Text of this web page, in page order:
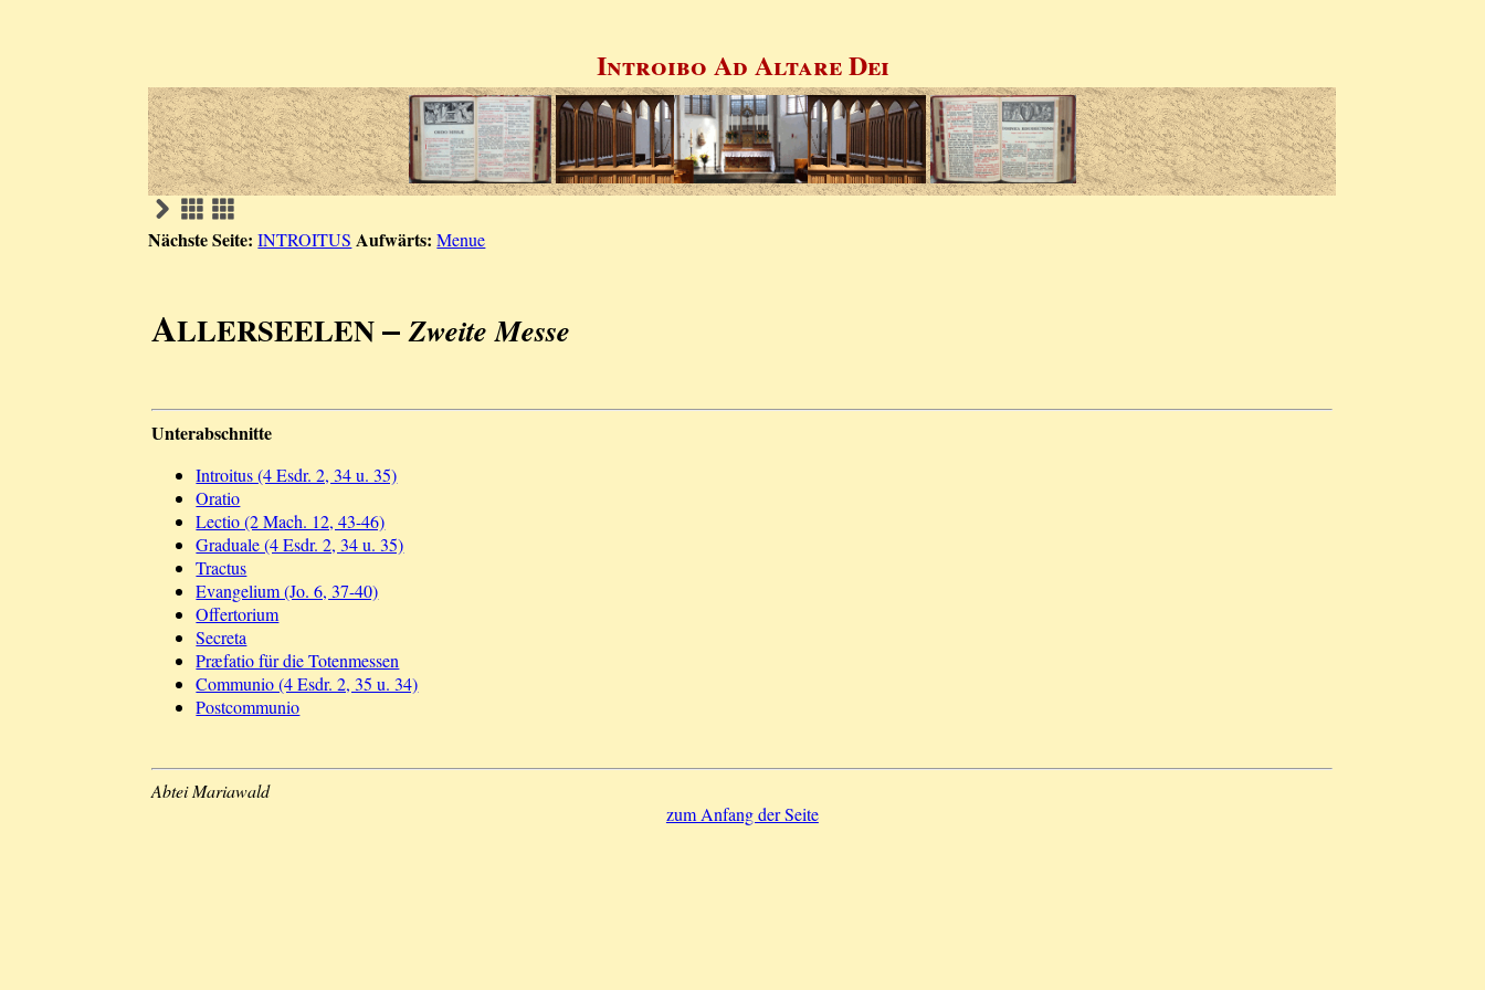
Introibo Ad Altare Dei
Nächste Seite: INTROITUS Aufwärts: Menue
ALLERSEELEN–Zweite Messe
Unterabschnitte
Introitus (4 Esdr. 2, 34 u. 35)
Oratio
Lectio (2 Mach. 12, 43-46)
Graduale (4 Esdr. 2, 34 u. 35)
Tractus
Evangelium (Jo. 6, 37-40)
Offertorium
Secreta
Præfatio für die Totenmessen
Communio (4 Esdr. 2, 35 u. 34)
Postcommunio
Abtei Mariawald
zum Anfang der Seite